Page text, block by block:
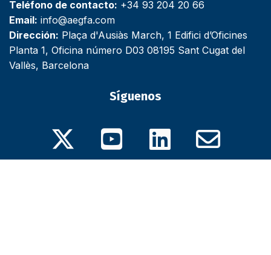
Teléfono de contacto: +34 93 204 20 66
Email: info@aegfa.com
Dirección: Plaça d'Ausiàs March, 1 Edifici d’Oficines
Planta 1, Oficina número D03 08195 Sant Cugat del
Vallès, Barcelona
Síguenos